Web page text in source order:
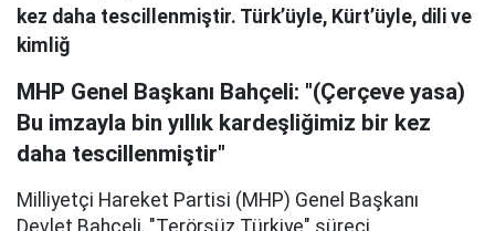
kez daha tescillenmiştir. Türk’üyle, Kürt’üyle, dili ve
kimliğ
MHP Genel Başkanı Bahçeli: "(Çerçeve yasa)
Bu imzayla bin yıllık kardeşliğimiz bir kez
daha tescillenmiştir"
Milliyetçi Hareket Partisi (MHP) Genel Başkanı
Devlet Bahçeli, "Terörsüz Türkiye" süreci